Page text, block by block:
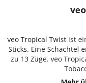
veo Tropical Twist ist
Sticks. Eine Schachtel
zu 13 Züge. veo